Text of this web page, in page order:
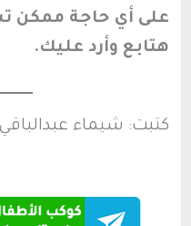
على أي حاجة ممكن
هتابع وأرد عليك.
كتبت: شيماء عبدالباقي